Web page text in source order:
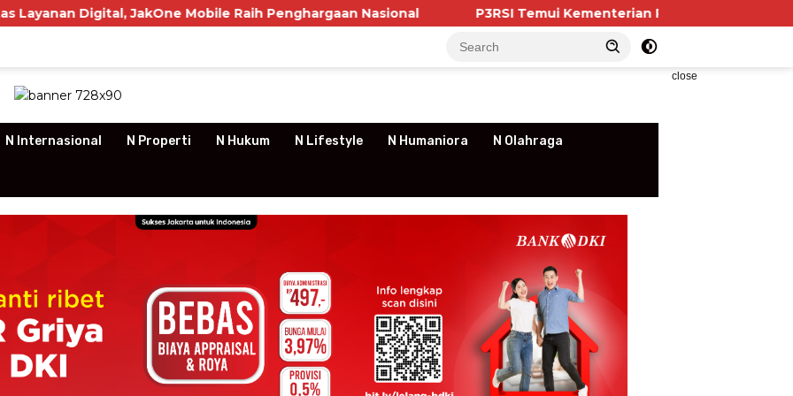
JakOne Mobile Raih Penghargaan Nasional P3RSI Temui Kementerian PKP, Pengurus Apartemen Soroti
close
N Internasional N Properti N Hukum N Lifestyle N Humaniora N Olahraga